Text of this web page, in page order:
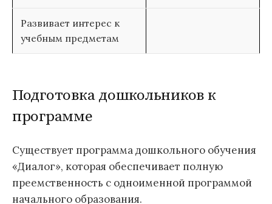
Развивает интерес к
учебным предметам
Подготовка дошкольников к
программе
Существует программа дошкольного обучения
«Диалог», которая обеспечивает полную
преемственность с одноименной программой
начального образования.